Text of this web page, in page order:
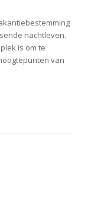
nachtleven.
is om te
van